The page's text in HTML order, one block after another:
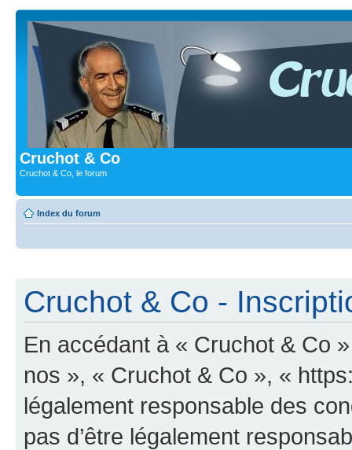
Cruchot & Co
Cruchot & Co, le forum
Index du forum
Cruchot & Co -
En accédant à « Cruchot & Co
nos », « Cruchot & Co », «
légalement responsable des
pas d’être légalement